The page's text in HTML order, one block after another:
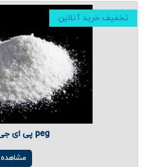
تخفیف خرید آنلاین
پی ای جی 1500 peg
مشاهده